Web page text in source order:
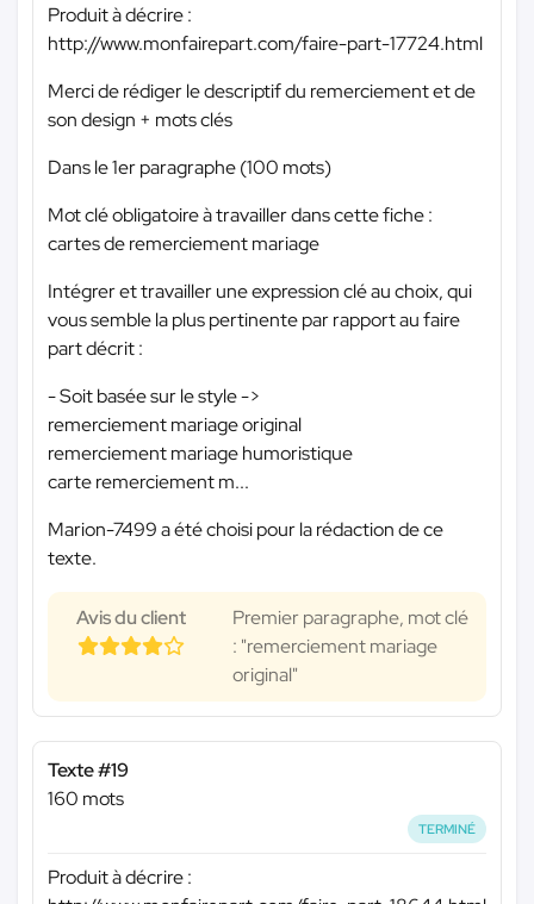
Produit à décrire :
http://www.monfairepart.com/faire-part-17724.html
Merci de rédiger le descriptif du remerciement et de
son design + mots clés
Dans le 1er paragraphe (100 mots)
Mot clé obligatoire à travailler dans cette fiche :
cartes de remerciement mariage
Intégrer et travailler une expression clé au choix, qui
vous semble la plus pertinente par rapport au faire
part décrit :
- Soit basée sur le style ->
remerciement mariage original
remerciement mariage humoristique
carte remerciement m...
Marion-7499 a été choisi pour la rédaction de ce
texte.
Avis du client
Premier paragraphe, mot clé
: "remerciement mariage
original"
Texte #19
160 mots
TERMINÉ
Produit à décrire :